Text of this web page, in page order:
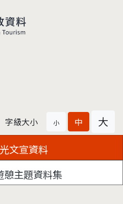
字級大小 小 中 大
文宣資料
憩主題資料集